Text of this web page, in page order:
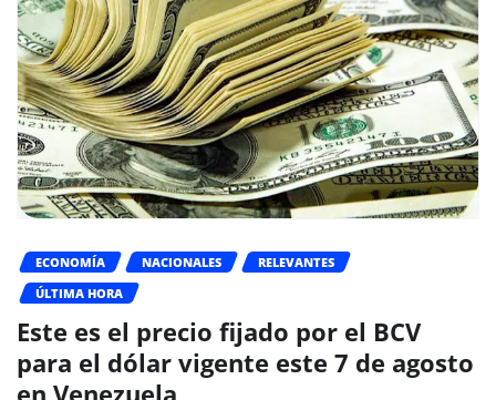
ECONOMÍA NACIONALES
RELEVANTES
ÚLTIMA HORA
Este es el precio fijado por el BCV
para el dólar vigente este 7 de agosto
en Venezuela